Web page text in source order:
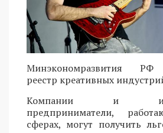
Минэкономразвития РФ
реестр креативных
Компании и
предприниматели,
сферах, могут получить